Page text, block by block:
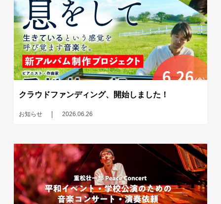
クラウドファンディング、開始しました！
お知らせ 2026.06.26